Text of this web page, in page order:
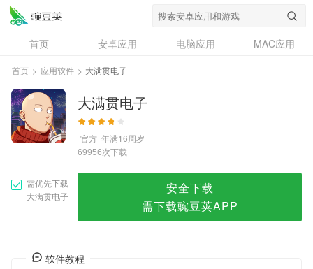
首页 安卓应用 电脑应用
MAC应用
资讯
专题
问答
首页 > 应用软件 > 大满贯电子
大满贯电子
官方 年满16周岁
69956次下载
需优先下载
大满贯电子
安全下载
需下载豌豆荚APP
软件教程